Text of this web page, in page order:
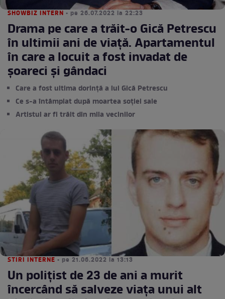
SHOWBIZ INTERN • pe 26.07.2022 la 22:23
Drama pe care a trăit-o Gică Petrescu
în ultimii ani de viață. Apartamentul
în care a locuit a fost invadat de
șoareci și gândaci
Care a fost ultima dorință a lui Gică Petrescu
Ce s-a întâmplat după moartea soției sale
Artistul ar fi trăit din mila vecinilor
STIRI INTERNE • pe 21.06.2022 la 13:13
Un polițist de 23 de ani a murit
încercând să salveze viața unui alt